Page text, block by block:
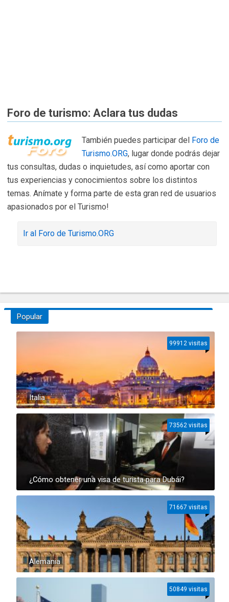
Foro de turismo: Aclara tus dudas
También puedes participar del Foro de
Turismo.ORG, lugar donde podrás dejar
tus consultas, dudas o inquietudes, así como aportar con
tus experiencias y conocimientos sobre los distintos
temas. Anímate y forma parte de esta gran red de usuarios
apasionados por el Turismo!
Ir al Foro de Turismo.ORG
Popular
Italia
99912 visitas
¿Cómo obtener una visa de turista para Dubái?
73562 visitas
Alemania
71667 visitas
50849 visitas